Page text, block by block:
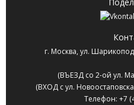
г. Москва, ул.
(ВЪЕЗД со 2-ой ул.
(ВХОД с ул.
Телефон: +7